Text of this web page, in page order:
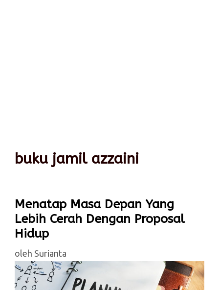
buku jamil azzaini
Menatap Masa Depan Yang
Lebih Cerah Dengan Proposal
Hidup
oleh Surianta